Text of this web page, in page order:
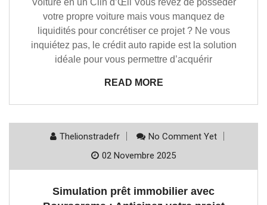
Voiture en un Clin d’Œil Vous rêvez de posséder
votre propre voiture mais vous manquez de
liquidités pour concrétiser ce projet ? Ne vous
inquiétez pas, le crédit auto rapide est la solution
idéale pour vous permettre d’acquérir
READ MORE
Thelionstradefr
No Comment Yet
02 Novembre 2025
Simulation prêt immobilier avec